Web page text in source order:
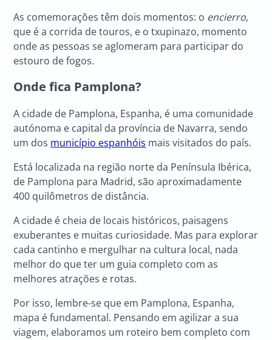
As comemorações têm dois momentos: o encierro,
que é a corrida de touros, e o txupinazo, momento
onde as pessoas se aglomeram para participar do
estouro de fogos.
Onde fica Pamplona?
A cidade de Pamplona, Espanha, é uma comunidade
autónoma e capital da província de Navarra, sendo
um dos município espanhóis mais visitados do país.
Está localizada na região norte da Península Ibérica,
de Pamplona para Madrid, são aproximadamente
400 quilômetros de distância.
A cidade é cheia de locais históricos, paisagens
exuberantes e muitas curiosidade. Mas para explorar
cada cantinho e mergulhar na cultura local, nada
melhor do que ter um guia completo com as
melhores atrações e rotas.
Por isso, lembre-se que em Pamplona, Espanha,
mapa é fundamental. Pensando em agilizar a sua
viagem, elaboramos um roteiro bem completo com